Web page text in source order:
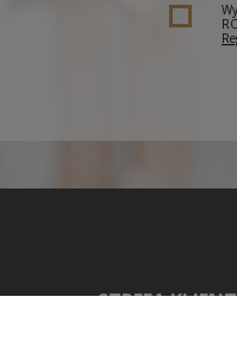
STREFA